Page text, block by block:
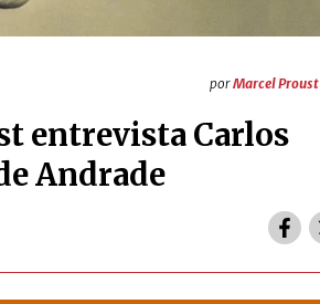
porMarcel Proust
entrevista Carlos
Andrade